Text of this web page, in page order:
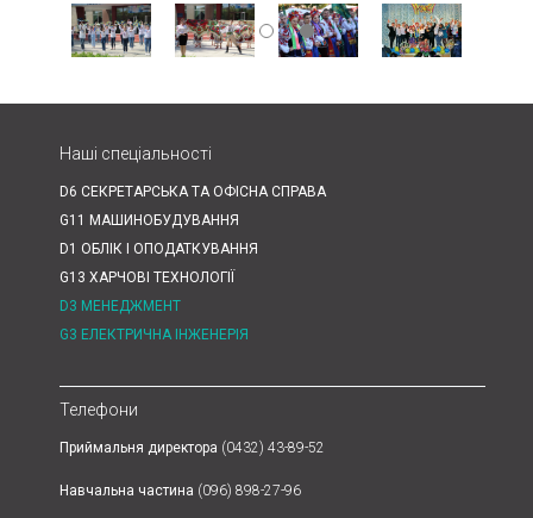
Наші спеціальності
D6 СЕКРЕТАРСЬКА ТА ОФІСНА СПРАВА
G11 МАШИНОБУДУВАННЯ
D1 ОБЛІК І ОПОДАТКУВАННЯ
G13 ХАРЧОВІ ТЕХНОЛОГІЇ
D3 МЕНЕДЖМЕНТ
G3 ЕЛЕКТРИЧНА ІНЖЕНЕРІЯ
Телефони
Приймальня директора (0432) 43-89-52
Навчальна частина (096) 898-27-96